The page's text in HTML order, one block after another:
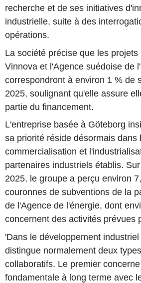
recherche et de ses initiatives
industrielle, suite à des
opérations.
La société précise que les projets
Vinnova et l'Agence suédoise de
correspondront à environ 1 % de
2025, soulignant qu'elle assure
partie du financement.
L'entreprise basée à Göteborg
sa priorité réside désormais dans
commercialisation et
partenaires industriels établis.
2025, le groupe a perçu environ
couronnes de subventions de la
de l'Agence de l'énergie, dont
concernent des activités prévues
'Dans le développement
distingue normalement deux
collaboratifs. Le premier
fondamentale à long terme avec